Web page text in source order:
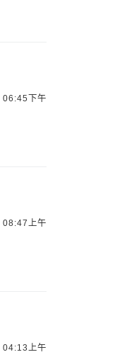
06:45下午
08:47上午
04:13上午